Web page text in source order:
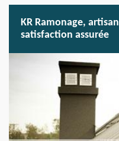
KR Ramonage,
satisfaction assurée